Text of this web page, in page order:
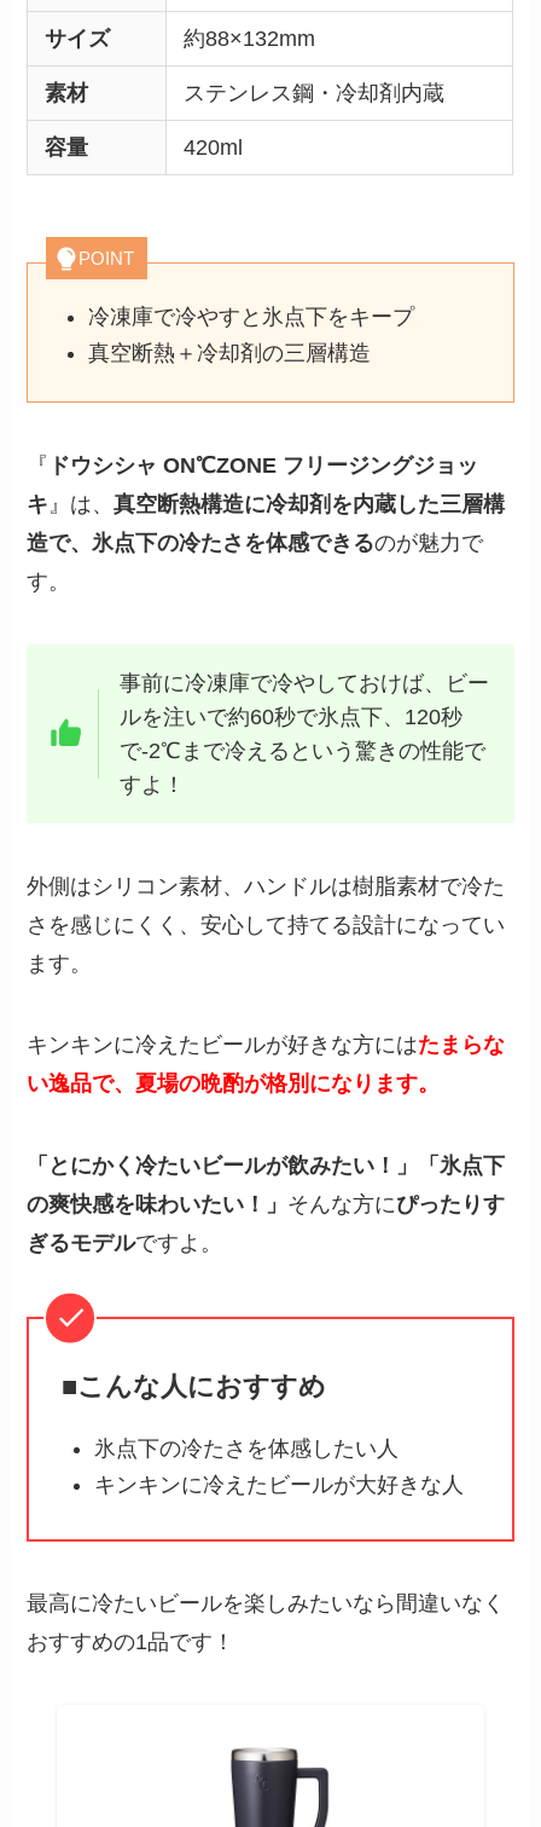
サイズ 約88×132mm
素材 ステンレス鋼・冷却剤内蔵
容量 420ml
POINT
冷凍庫で冷やすと氷点下をキープ
真空断熱＋冷却剤の三層構造
『 ドウシシャ ON℃ZONE フリージングジョッ
キ』は、真空断熱構造に冷却剤を内蔵した三層構
造で、氷点下の冷たさを体感できるのが魅力で
す。
事前に冷凍庫で冷やしておけば、ビー
ルを注いで約60秒で氷点下、120秒
で-2℃まで冷えるという驚きの性能で
すよ！
外側はシリコン素材、ハンドルは樹脂素材で冷た
さを感じにくく、安心して持てる設計になってい
ます。
キンキンに冷えたビールが好きな方にはたまらな
い逸品で、夏場の晩酌が格別になります。
「とにかく冷たいビールが飲みたい！」「氷点下
の爽快感を味わいたい！」 そんな方にぴったりす
ぎるモデルですよ。
■こんな人におすすめ
氷点下の冷たさを体感したい人
キンキンに冷えたビールが大好きな人
最高に冷たいビールを楽しみたいなら間違いなく
おすすめの1品です！